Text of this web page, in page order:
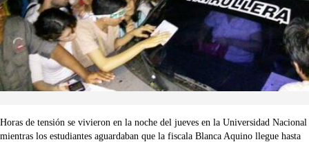
Horas de tensión se vivieron en la noche del jueves en la Universidad Nacional
mientras los estudiantes aguardaban que la fiscala Blanca Aquino llegue hasta